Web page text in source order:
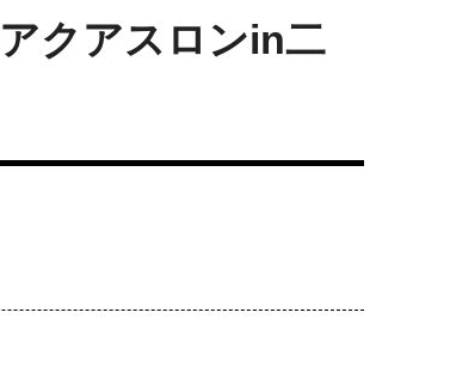
クアスロンin二